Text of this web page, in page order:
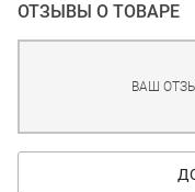
ОТЗЫВЫ О ТОВАРЕ
ВАШ